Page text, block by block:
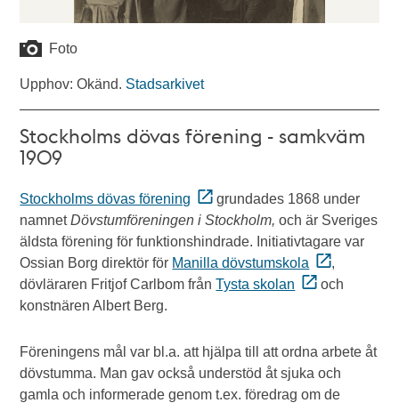
Foto
Upphov: Okänd. Stadsarkivet
Stockholms dövas förening - samkväm
1909
Stockholms dövas förening
grundades 1868 under
namnetDövstumföreningen i Stockholm,och är Sveriges
äldsta förening för funktionshindrade. Initiativtagare var
Ossian Borg direktör för Manilla dövstumskola
,
dövläraren Fritjof Carlbom frånTysta skolan
och
konstnären Albert Berg.
Föreningens mål var bl.a. att hjälpa till att ordna arbete åt
dövstumma. Man gav också understöd åt sjuka och
gamla och informerade genom t.ex. föredrag om de